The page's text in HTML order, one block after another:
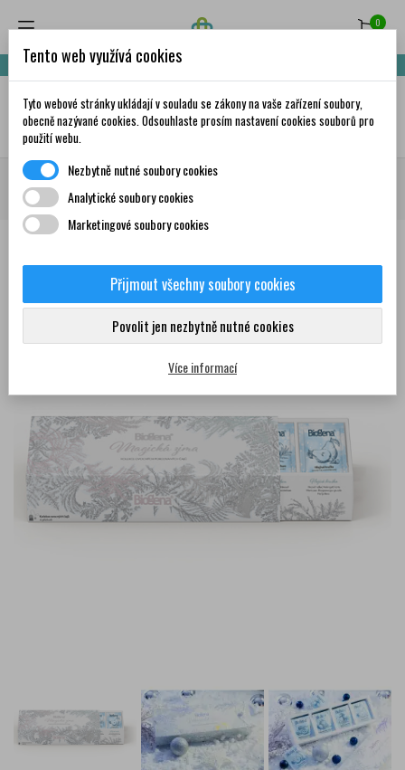
0
Nakupte za 999,- Kč a získáte dopravu zdarma!
✦AI
Domů Zdravá výživa Čaje Speciální směsi
vánoční kazeta čajů 4x12 ks
Tento web využívá cookies
Tyto webové stránky ukládají v souladu se zákony na vaše zařízení soubory,
obecně nazývané cookies. Odsouhlaste prosím nastavení cookies souborů pro
použití webu.
Nezbytně nutné soubory cookies
Analytické soubory cookies
Marketingové soubory cookies
Přijmout všechny soubory cookies
Povolit jen nezbytně nutné cookies
Více informací